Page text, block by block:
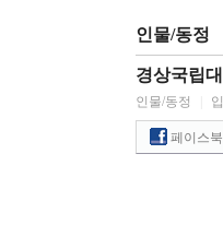
인물/동정
경상국립
인물/동정
페이스북